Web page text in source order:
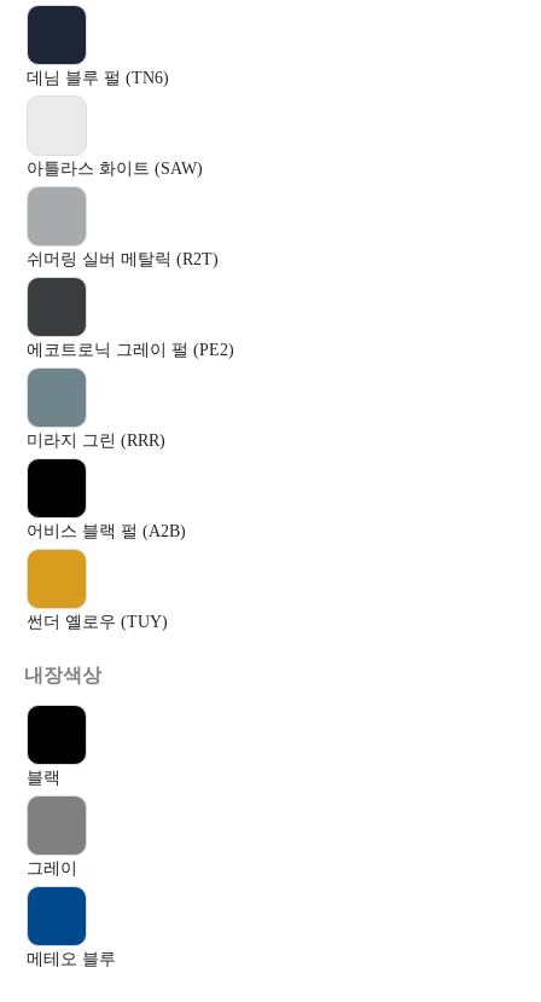
데님 블루 펄 (TN6)
아틀라스 화이트 (SAW)
쉬머링 실버 메탈릭 (R2T)
에코트로닉 그레이 펄 (PE2)
미라지 그린 (RRR)
어비스 블랙 펄 (A2B)
썬더 옐로우 (TUY)
내장색상
블랙
그레이
메테오 블루